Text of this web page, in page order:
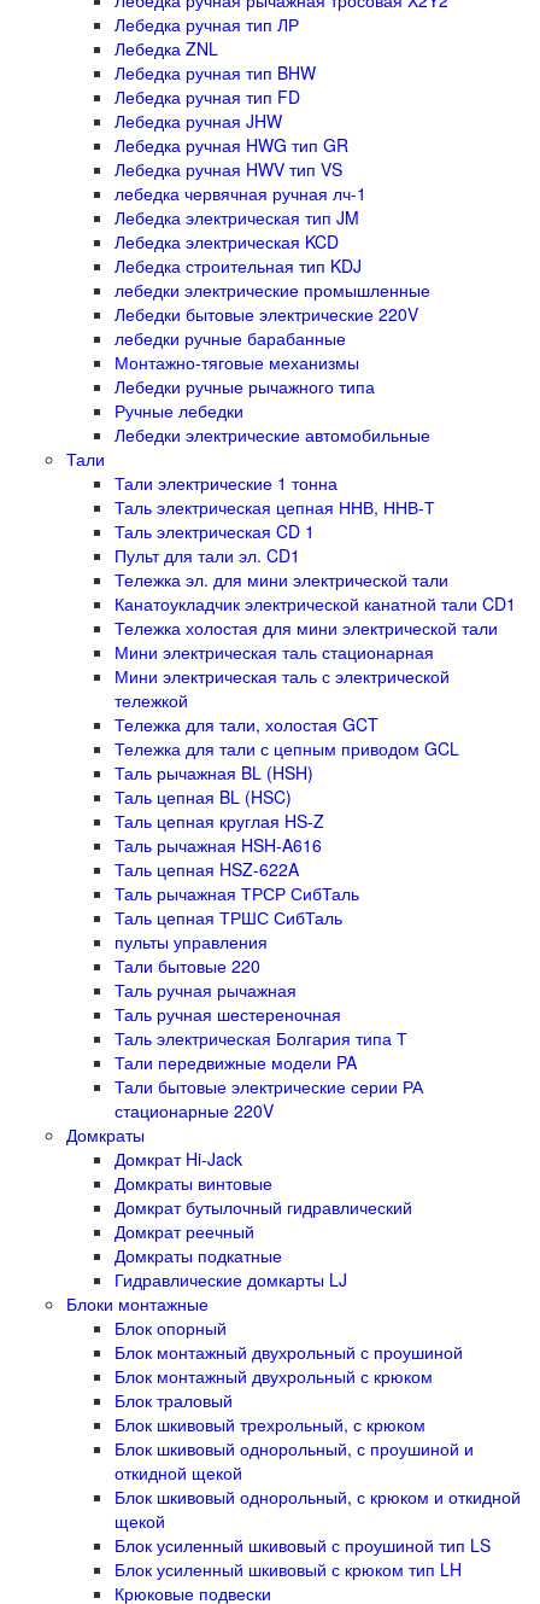
Лебедка ручная тип ЛР
Лебедка ZNL
Лебедка ручная тип BHW
Лебедка ручная тип FD
Лебедка ручная JHW
Лебедка ручная HWG тип GR
Лебедка ручная HWV тип VS
лебедка червячная ручная лч-1
Лебедка электрическая тип JM
Лебедка электрическая KCD
Лебедка строительная тип KDJ
лебедки электрические промышленные
Лебедки бытовые электрические 220V
лебедки ручные барабанные
Монтажно-тяговые механизмы
Лебедки ручные рычажного типа
Ручные лебедки
Лебедки электрические автомобильные
Тали
Тали электрические 1 тонна
Таль электрическая цепная ННВ, ННВ-Т
Таль электрическая CD 1
Пульт для тали эл. CD1
Тележка эл. для мини электрической тали
Канатоукладчик электрической канатной тали CD1
Тележка холостая для мини электрической тали
Мини электрическая таль стационарная
Мини электрическая таль с электрической
тележкой
Тележка для тали, холостая GCT
Тележка для тали с цепным приводом GCL
Таль рычажная BL (HSH)
Таль цепная BL (HSC)
Таль цепная круглая HS-Z
Таль рычажная HSH-A616
Таль цепная HSZ-622A
Таль рычажная ТРСР СибТаль
Таль цепная ТРШС СибТаль
пульты управления
Тали бытовые 220
Таль ручная рычажная
Таль ручная шестереночная
Таль электрическая Болгария типа Т
Тали передвижные модели PA
Тали бытовые электрические серии РА
стационарные 220V
Домкраты
Домкрат Hi-Jack
Домкраты винтовые
Домкрат бутылочный гидравлический
Домкрат реечный
Домкраты подкатные
Гидравлические домкарты LJ
Блоки монтажные
Блок опорный
Блок монтажный двухрольный с проушиной
Блок монтажный двухрольный с крюком
Блок траловый
Блок шкивовый трехрольный, с крюком
Блок шкивовый однорольный, с проушиной и
откидной щекой
Блок шкивовый однорольный, с крюком и откидной
щекой
Блок усиленный шкивовый с проушиной тип LS
Блок усиленный шкивовый с крюком тип LH
Крюковые подвески